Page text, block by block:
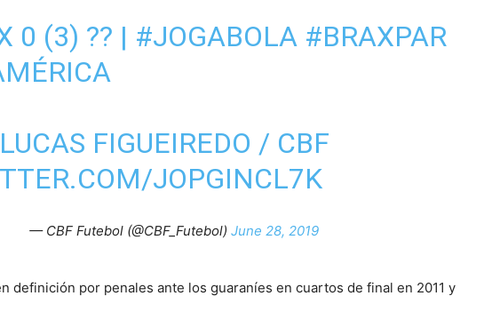
0 (3) ?? | #JOGABOLA #BRAXPAR
FIGUEIREDO / CBF
JOPGINCL7K
— CBF Futebol (@CBF_Futebol) June 28, 2019
definición por penales ante los guaraníes en cuartos de final en 2011 y